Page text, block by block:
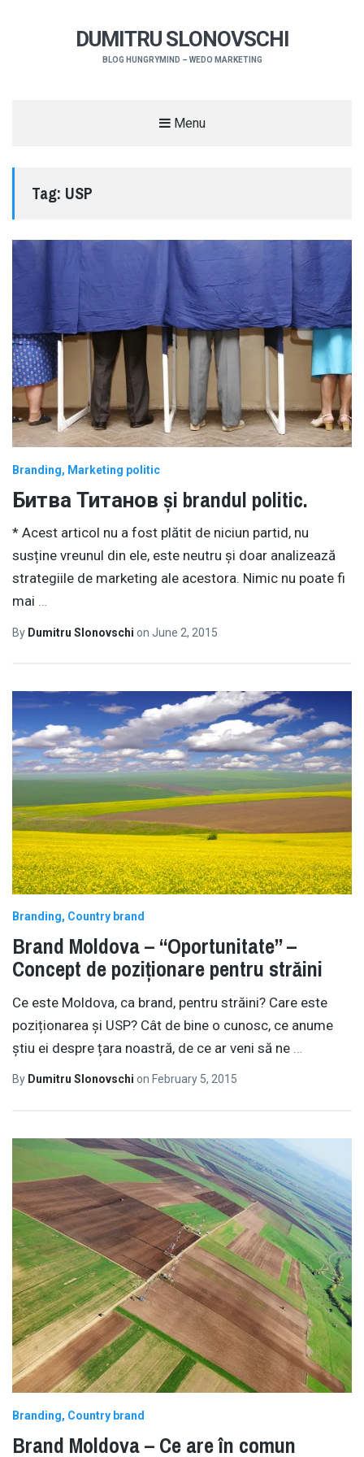
DUMITRU SLONOVSCHI
BLOG HUNGRYMIND – WEDO MARKETING
Menu
Tag: USP
Branding Marketing politic
Битва Титанов și brandul politic.
* Acest articol nu a fost plătit de niciun partid, nu
susține vreunul din ele, este neutru și doar analizează
strategiile de marketing ale acestora. Nimic nu poate fi
mai …
By Dumitru Slonovschi on June 2, 2015
Branding Country brand
Brand Moldova – “Oportunitate” –
Concept de poziționare pentru străini
Ce este Moldova, ca brand, pentru străini? Care este
poziționarea și USP? Cât de bine o cunosc, ce anume
știu ei despre țara noastră, de ce ar veni să ne
By Dumitru Slonovschi on February 5, 2015
Branding Country brand
Brand Moldova – Ce are în comun